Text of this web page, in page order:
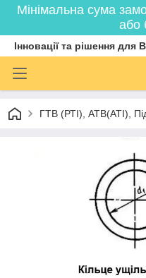
Мінімальна сума
або
Інновації та рішення
ГТВ (РТI), АТВ(АТI),